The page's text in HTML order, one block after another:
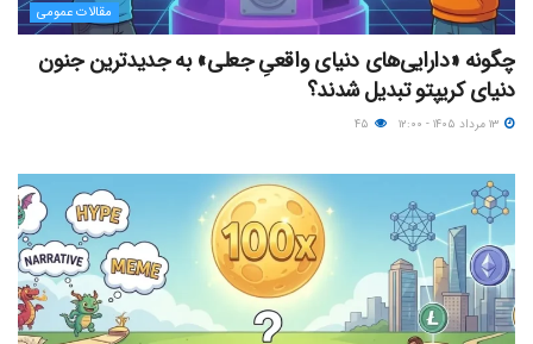
مقالات عمومی
چگونه «دارایی‌های دنیای واقعیِ جعلی» به جدیدترین جنون
دنیای کریپتو تبدیل شدند؟